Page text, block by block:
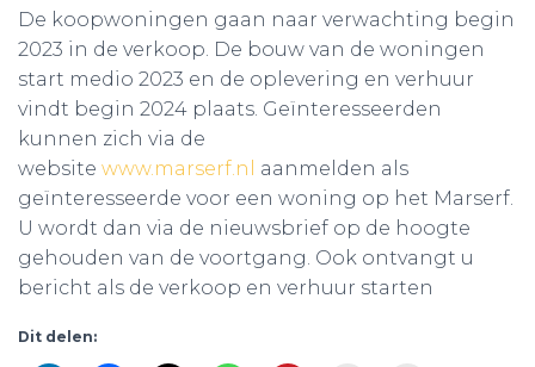
De koopwoningen gaan naar verwachting begin
2023 in de verkoop. De bouw van de woningen
start medio 2023 en de oplevering en verhuur
vindt begin 2024 plaats. Geïnteresseerden
kunnen zich via de
website www.marserf.nl
aanmelden als
geïnteresseerde voor een woning op het Marserf.
U wordt dan via de nieuwsbrief op de hoogte
gehouden van de voortgang. Ook ontvangt u
bericht als de verkoop en verhuur starten
Dit delen: